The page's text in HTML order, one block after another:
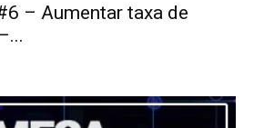
– Aumentar taxa de